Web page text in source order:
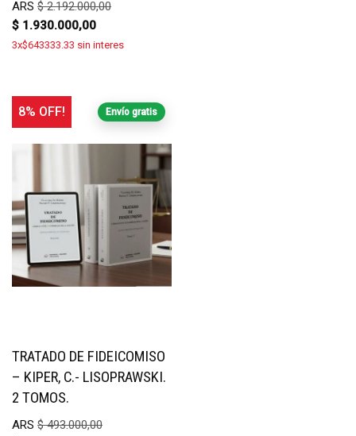
ARS $2.192.000,00
$ 1.930.000,00
3x$643333.33 sin interes
Envío gratis
8% OFF!
TRATADO DE FIDEICOMISO
– KIPER, C.- LISOPRAWSKI.
2 TOMOS.
ARS $493.000,00